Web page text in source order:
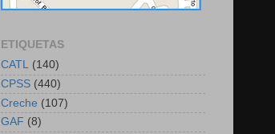
ETIQUETAS
CATL (140)
CPSS (440)
Creche (107)
GAF (8)